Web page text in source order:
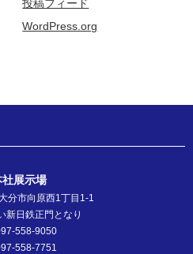
投稿フィード
WordPress.org
社展示場
市向原西1丁目1-1
新日鉄正門となり
558-9050
558-7751